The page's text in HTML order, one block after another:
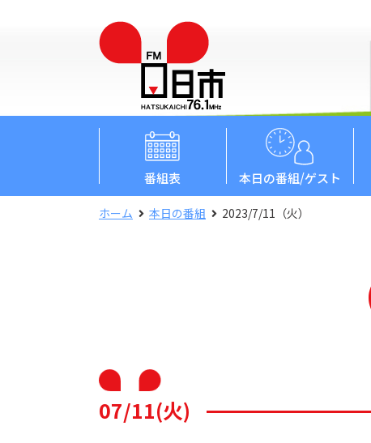
番組表 本日の番組/ゲスト
ホーム 本日の番組 2023/7/11（火）
07/11(火)